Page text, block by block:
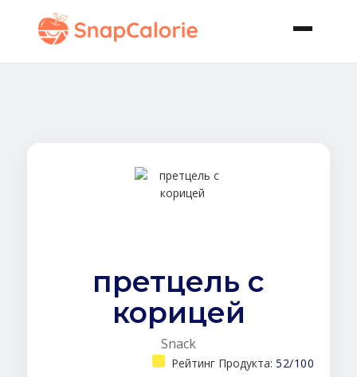
претцель с
корицей
Snack
Рейтинг Продукта: 52/100